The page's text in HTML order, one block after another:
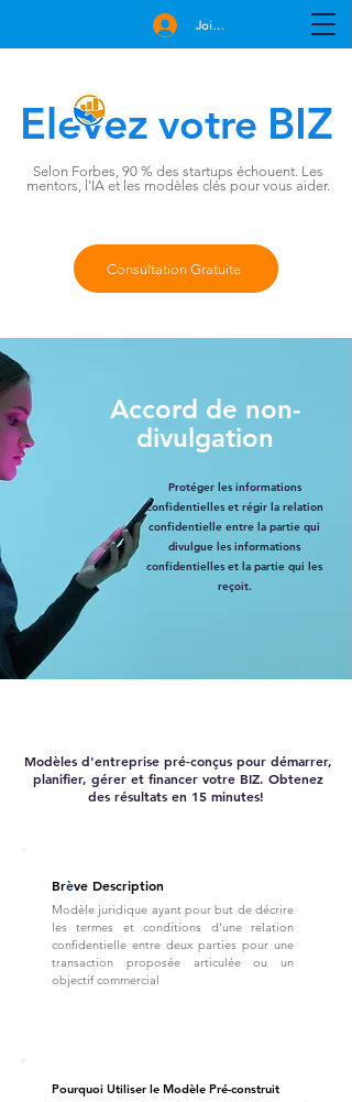
Elevez votre BIZ
Selon Forbes, 90 % des startups échouent. Les
mentors, l'IA et les modèles clés pour vous aider.
Consultation Gratuite
Join Free
Accord de non-
divulgation
Protéger les informations
confidentielles et régir la relation
confidentielle entre la partie qui
divulgue les informations
confidentielles et la partie qui les
reçoit.
Modèles d'entreprise pré-conçus pour démarrer,
planifier, gérer et financer votre BIZ. Obtenez
des résultats en 15 minutes!
Brève Description
Modèle juridique ayant pour but de décrire
les termes et conditions d'une relation
confidentielle entre deux parties pour une
transaction proposée articulée ou un
objectif commercial
Pourquoi Utiliser le Modèle Pré-construit